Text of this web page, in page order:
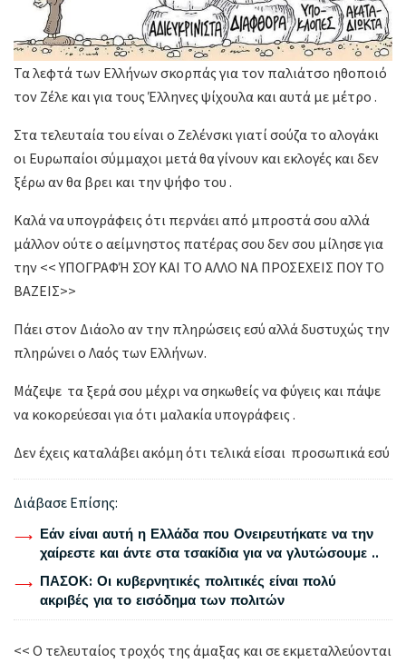
Τα λεφτά των Ελλήνων σκορπάς για τον παλιάτσο ηθοποιό
τον Ζέλε και για τους Έλληνες ψίχουλα και αυτά με μέτρο .
Στα τελευταία του είναι ο Ζελένσκι γιατί σούζα το αλογάκι
οι Ευρωπαίοι σύμμαχοι μετά θα γίνουν και εκλογές και δεν
ξέρω αν θα βρει και την ψήφο του .
Καλά να υπογράφεις ότι περνάει από μπροστά σου αλλά
μάλλον ούτε ο αείμνηστος πατέρας σου δεν σου μίλησε για
την << ΥΠΟΓΡΑΦΉ ΣΟΥ ΚΑΙ ΤΟ ΑΛΛΟ ΝΑ ΠΡΟΣΕΧΕΙΣ ΠΟΥ ΤΟ
ΒΑΖΕΙΣ>>
Πάει στον Διάολο αν την πληρώσεις εσύ αλλά δυστυχώς την
πληρώνει ο Λαός των Ελλήνων.
Μάζεψε τα ξερά σου μέχρι να σηκωθείς να φύγεις και πάψε
να κοκορεύεσαι για ότι μαλακία υπογράφεις .
Δεν έχεις καταλάβει ακόμη ότι τελικά είσαι προσωπικά εσύ
Διάβασε Επίσης:
Εάν είναι αυτή η Ελλάδα που Ονειρευτήκατε να την
χαίρεστε και άντε στα τσακίδια για να γλυτώσουμε ..
ΠΑΣΟΚ: Οι κυβερνητικές πολιτικές είναι πολύ
ακριβές για το εισόδημα των πολιτών
<< Ο τελευταίος τροχός της άμαξας και σε εκμεταλλεύονται